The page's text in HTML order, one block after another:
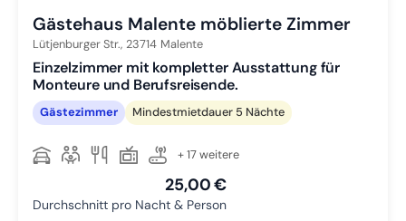
Gästehaus Malente möblierte Zimmer
Lütjenburger Str., 23714 Malente
Einzelzimmer mit kompletter Ausstattung für
Monteure und Berufsreisende.
Gästezimmer Mindestmietdauer 5 Nächte
+ 17 weitere
25,00 €
Durchschnitt pro Nacht & Person